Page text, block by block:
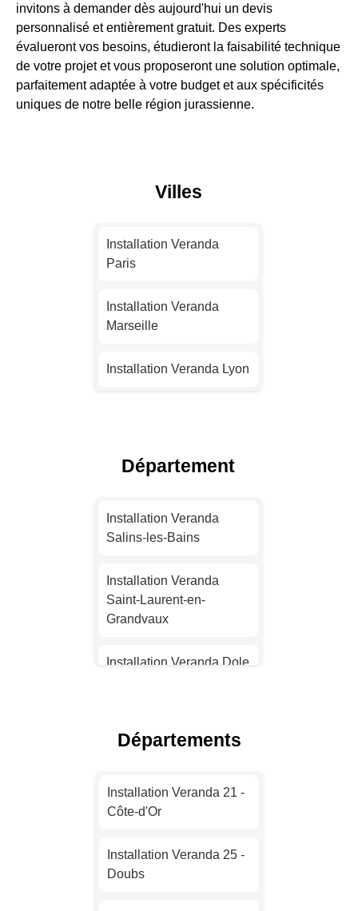
invitons à demander dès aujourd'hui un devis
personnalisé et entièrement gratuit. Des experts
évalueront vos besoins, étudieront la faisabilité technique
de votre projet et vous proposeront une solution optimale,
parfaitement adaptée à votre budget et aux spécificités
uniques de notre belle région jurassienne.
Villes
Installation Veranda
Paris
Installation Veranda
Marseille
Installation Veranda Lyon
Installation Veranda Nice
Installation Veranda
Nantes
Installation Veranda
Strasbourg
Montpellier
Installation Veranda
Installation Veranda
Département
Installation Veranda
Salins-les-Bains
Installation Veranda
Saint-Laurent-en-
Grandvaux
Installation Veranda Dole
Saint-Aubin
Montmorot
Départements
Installation Veranda 21 -
Côte-d'Or
Installation Veranda 25 -
Doubs